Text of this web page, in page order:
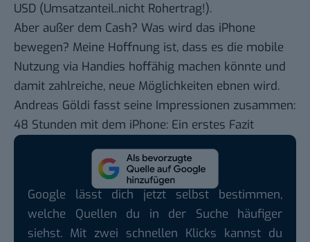
USD (Umsatzanteil..nicht Rohertrag!).
Aber außer dem Cash? Was wird das iPhone
bewegen? Meine Hoffnung ist, dass es die mobile
Nutzung via Handies hoffähig machen könnte und
damit zahlreiche, neue Möglichkeiten ebnen wird.
Andreas Göldi fasst seine Impressionen zusammen:
48 Stunden mit dem iPhone: Ein erstes Fazit
Google lässt dich jetzt selbst bestimmen,
welche Quellen du in der Suche häufiger
siehst. Mit zwei schnellen Klicks kannst du